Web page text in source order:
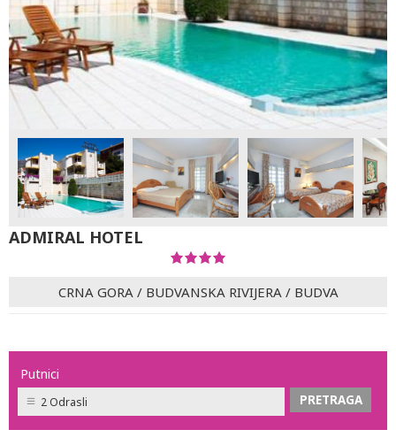
ADMIRAL HOTEL
CRNA GORA / BUDVANSKA RIVIJERA / BUDVA
Putnici
2 Odrasli